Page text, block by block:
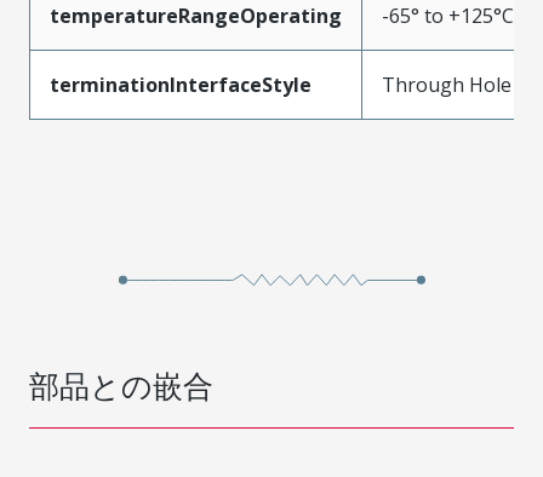
temperatureRangeOperating -65° to +125°C
terminationInterfaceStyle Through Hole
部品との嵌合